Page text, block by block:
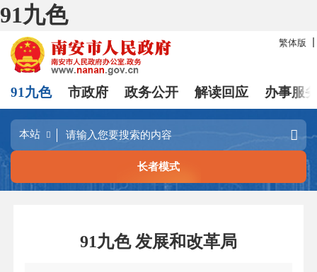
91九色
繁体版
91九色 市政府 政务公开 解读回应 办事服
长者模式
91九色 发展和改革局